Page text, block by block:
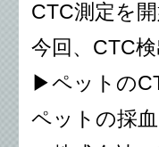
CTC測定を
今回、CTC
▶ペットの
ペットの採